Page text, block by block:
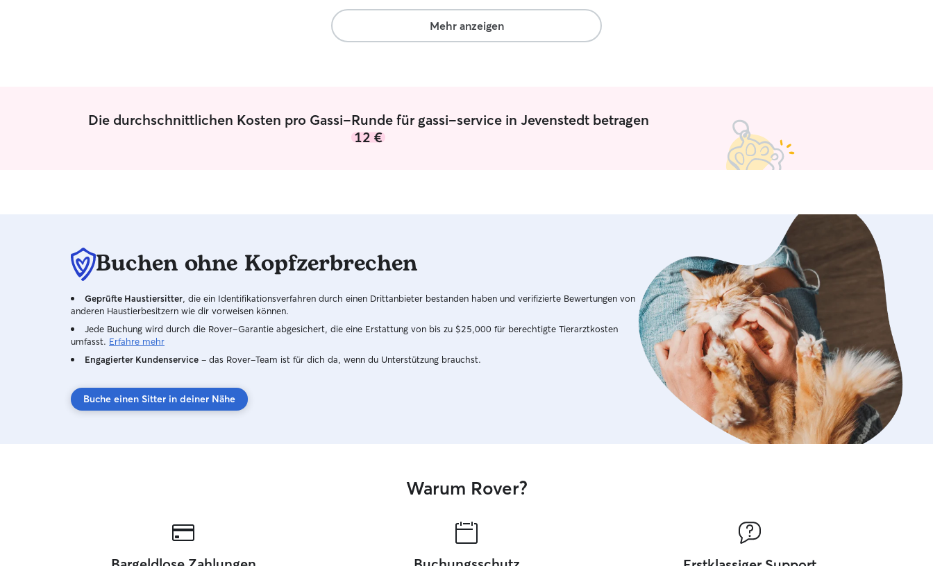
Mehr anzeigen
Die durchschnittlichen Kosten pro Gassi-Runde für gassi-service in Jevenstedt betragen
12 €
Buchen ohne Kopfzerbrechen
Geprüfte Haustiersitter , die ein Identifikationsverfahren durch einen Drittanbieter bestanden haben und verifizierte Bewertungen von
anderen Haustierbesitzern wie dir vorweisen können.
Jede Buchung wird durch die Rover-Garantie abgesichert, die eine Erstattung von bis zu $25,000 für berechtigte Tierarztkosten
umfasst. Erfahre mehr
Engagierter Kundenservice – das Rover-Team ist für dich da, wenn du Unterstützung brauchst.
Buche einen Sitter in deiner Nähe
Warum Rover?